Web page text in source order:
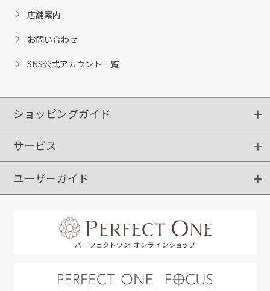
店舗案内
お問い合わせ
SNS公式アカウント一覧
ショッピングガイド
ショッピングガイド
ご注文方法
送料・配送
クーポンご利用方法
サービス
定期購入
ポイントサービス
お知らせメール
ユーザーガイド